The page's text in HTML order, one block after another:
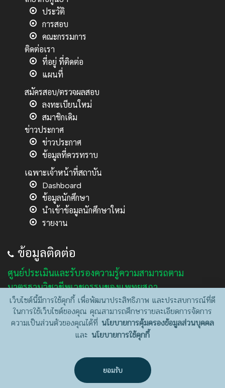
ประวัติ
การสอบ
คณะกรรมการ
ติดต่อเรา
ที่อยู่ ที่ติดต่อ
แผนที่
สมัครสอบ/ตรวจผลสอบ
ลงทะเบียนใหม่
สมาชิกเดิม
ข่าวประกาศ
ข่าวประกาศ
ข้อมูลที่ควรทราบ
เฉพาะเจ้าหน้าที่สถาบัน
Dashboard
ข้อมูลนักศึกษา
นำเข้าข้อมูลนักศึกษาใหม่
รายงาน
ข้อมูลติดต่อ
ศูนย์ประเมินและรับรองความรู้ความสามารถตาม
มาตรฐานวิชาชีพเวชกรรมของแพทยสภา
Center for Medical Competency Assessment (CMA)
อาคารมหิตลาธิเบศร ชั้น 4 กระทรวงสาธารณสุข
เลขที่ 88/19 ซอยสาธารณสุข 8 ถนนติวานนท์
ตำบลตลาดขวัญ อำเภอเมืองนนทบุรี จังหวัดนนทบุรี 11000
โทรศัพท์/โทรสาร: 02-5910045 และ 095-4976285
cma@cmathai.org
เว็บไซต์นี้มีการใช้คุกกี้ เพื่อพัฒนาประสิทธิภาพ และประสบการณ์ที่ดี
ในการใช้เว็บไซต์ของคุณ คุณสามารถศึกษารายละเอียดการจัดการ
ความเป็นส่วนตัวของคุณได้ที่ นโยบายการคุ้มครองข้อมูลส่วนบุคคล
และ นโยบายการใช้คุกกี้
ยอมรับ